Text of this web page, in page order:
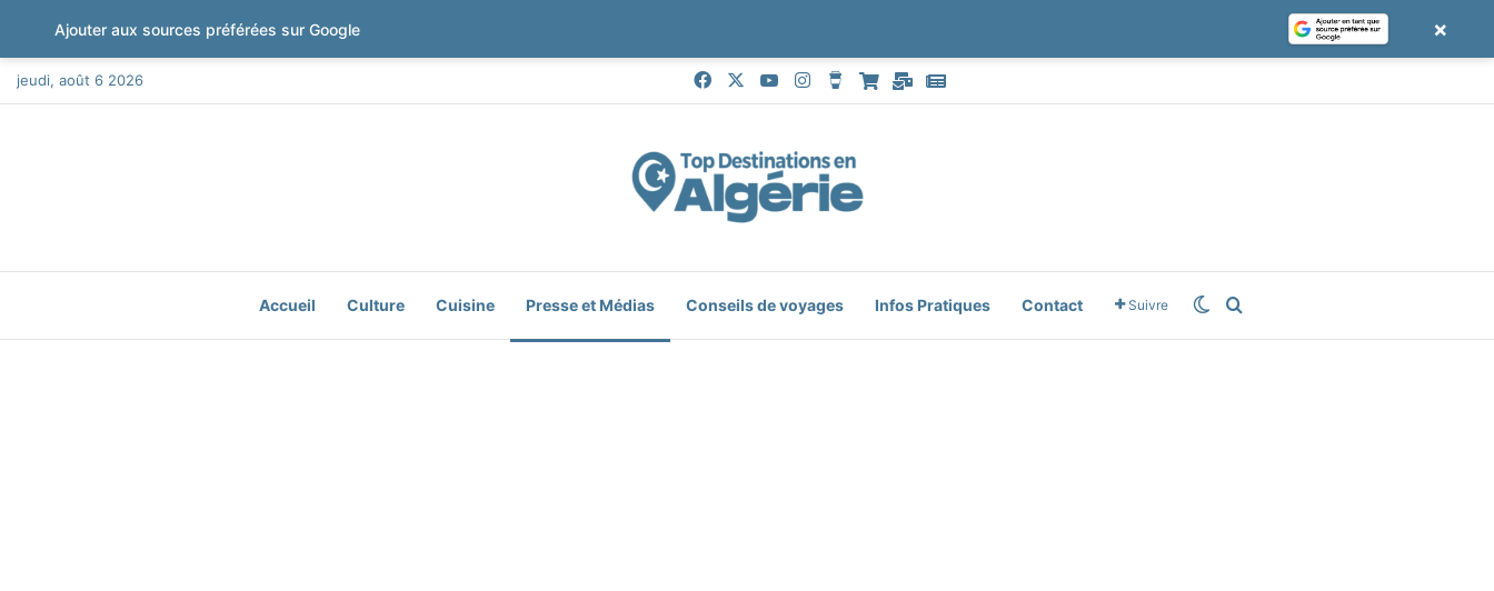
jeudi, août 6 2026 FacebookYouTubeInstagramBuy Me a Coffee
Boutique
MailGoogle News
Accueil Culture Cuisine Presse et Médias Conseils de voyages Infos Pratiques Contact Suivre Switch skin
Ajouter aux sources préférées sur Google ×